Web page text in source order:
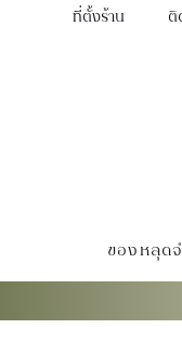
ที่ตั้งร้าน ติ
ของหลุด
หน้าแรก สิน